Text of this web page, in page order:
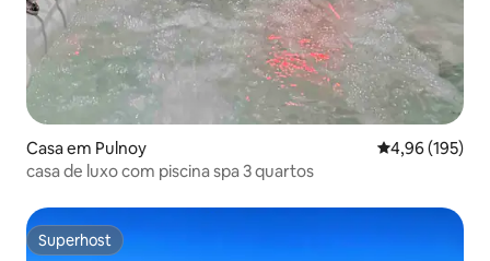
Casa em Pulnoy Classificação
4,96 (195)
casa de luxo com piscina spa 3 quartos
Superhost
Superhost